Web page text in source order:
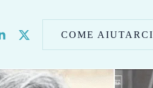
COME AIUTARCI